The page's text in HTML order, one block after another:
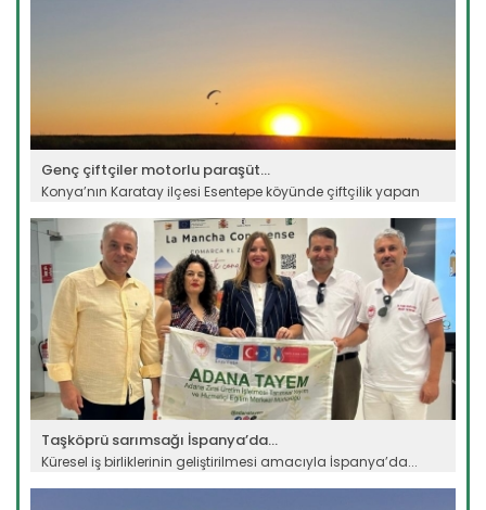
Genç çiftçiler motorlu paraşüt...
Konya’nın Karatay ilçesi Esentepe köyünde çiftçilik yapan
Devamını Oku ->
Taşköprü sarımsağı İspanya’da...
Küresel iş birliklerinin geliştirilmesi amacıyla İspanya’da...
Devamını Oku ->